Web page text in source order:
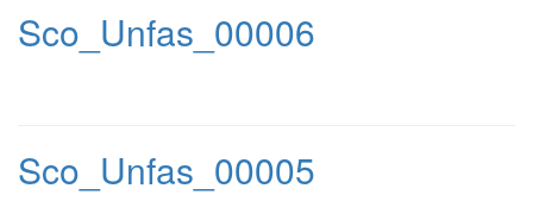
Sco_Unfas_00006
Sco_Unfas_00005